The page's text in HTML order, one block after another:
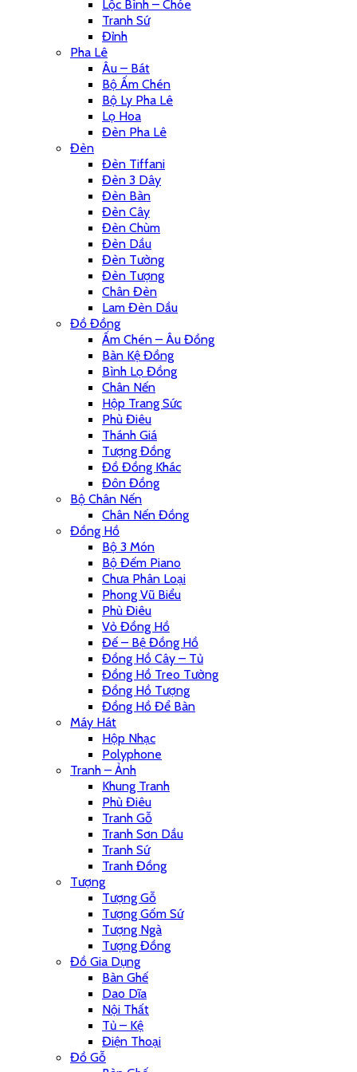
Lộc Bình – Chóe
Tranh Sứ
Đỉnh
Pha Lê
Âu – Bát
Bộ Ấm Chén
Bộ Ly Pha Lê
Lọ Hoa
Đèn Pha Lê
Đèn
Đèn Tiffani
Đèn 3 Dây
Đèn Bàn
Đèn Cây
Đèn Chùm
Đèn Dầu
Đèn Tường
Đèn Tượng
Chân Đèn
Lam Đèn Dầu
Đồ Đồng
Ấm Chén – Âu Đồng
Bàn Kệ Đồng
Bình Lọ Đồng
Chân Nến
Hộp Trang Sức
Phù Điêu
Thánh Giá
Tượng Đồng
Đồ Đồng Khác
Đôn Đồng
Bộ Chân Nến
Chân Nến Đồng
Đồng Hồ
Bộ 3 Món
Bộ Đếm Piano
Chưa Phân Loại
Phong Vũ Biểu
Phù Điêu
Vỏ Đồng Hồ
Đế – Bệ Đồng Hồ
Đồng Hồ Cây – Tủ
Đồng Hồ Treo Tường
Đồng Hồ Tượng
Đồng Hồ Để Bàn
Máy Hát
Hộp Nhạc
Polyphone
Tranh – Ảnh
Khung Tranh
Phù Điêu
Tranh Gỗ
Tranh Sơn Dầu
Tranh Sứ
Tranh Đồng
Tượng
Tượng Gỗ
Tượng Gốm Sứ
Tượng Ngà
Tượng Đồng
Đồ Gia Dụng
Bàn Ghế
Dao Dĩa
Nội Thất
Tủ – Kệ
Điện Thoại
Đồ Gỗ